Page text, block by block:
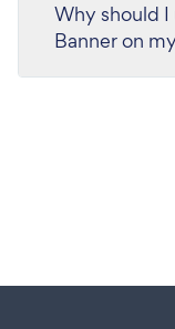
Why should
Banner on